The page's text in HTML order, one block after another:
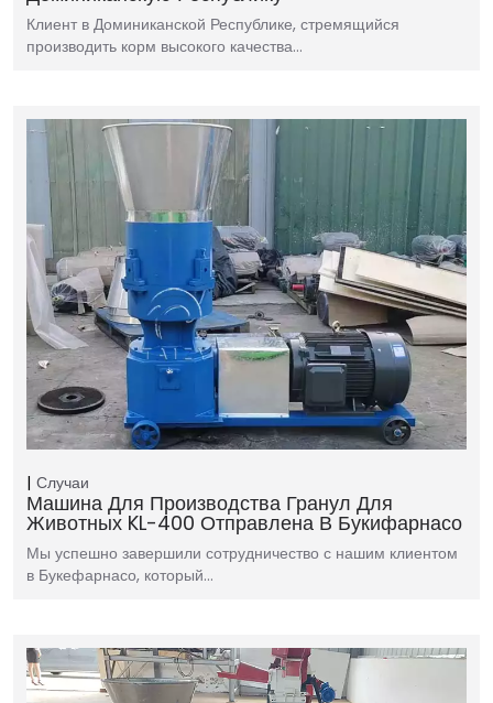
Клиент в Доминиканской Республике, стремящийся
производить корм высокого качества…
Случаи
Машина Для Производства Гранул Для
Животных KL-400 Отправлена ​​в Букифарнасо
Мы успешно завершили сотрудничество с нашим клиентом
в Букефарнасо, который…